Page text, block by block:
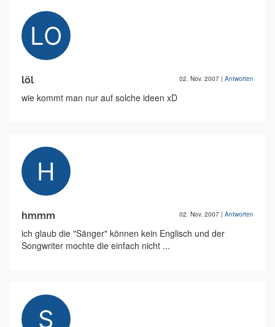
löl 02. Nov. 2007 | Antworten
wie kommt man nur auf solche ideen xD
hmmm 02. Nov. 2007 | Antworten
ich glaub die "Sänger" können kein Englisch und der
Songwriter mochte die einfach nicht ...